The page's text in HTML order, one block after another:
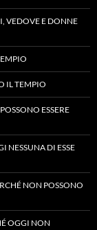
VEDOVE E DONNE
IL TEMPIO
ESSERE
NESSUNA DI ESSE
NON POSSONO
OGGI NON